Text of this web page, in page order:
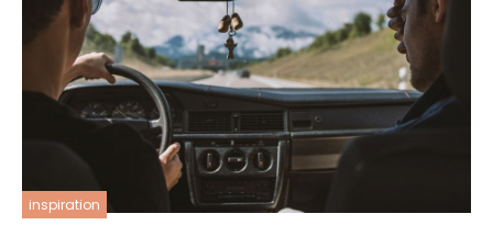
inspiration